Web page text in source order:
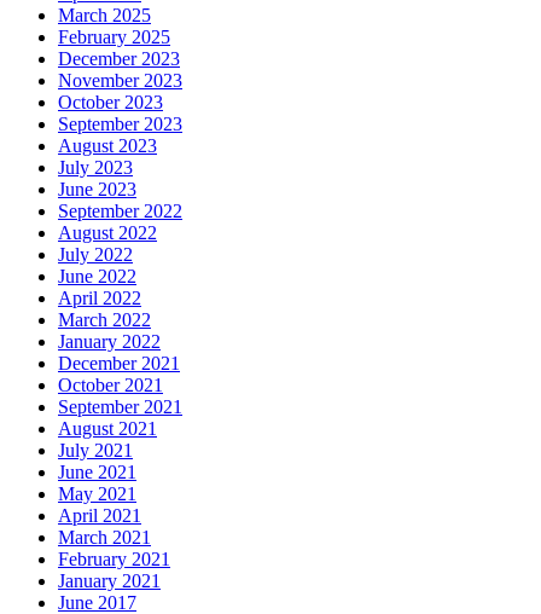
March 2025
February 2025
December 2023
November 2023
October 2023
September 2023
August 2023
July 2023
June 2023
September 2022
August 2022
July 2022
June 2022
April 2022
March 2022
January 2022
December 2021
October 2021
September 2021
August 2021
July 2021
June 2021
May 2021
April 2021
March 2021
February 2021
January 2021
June 2017